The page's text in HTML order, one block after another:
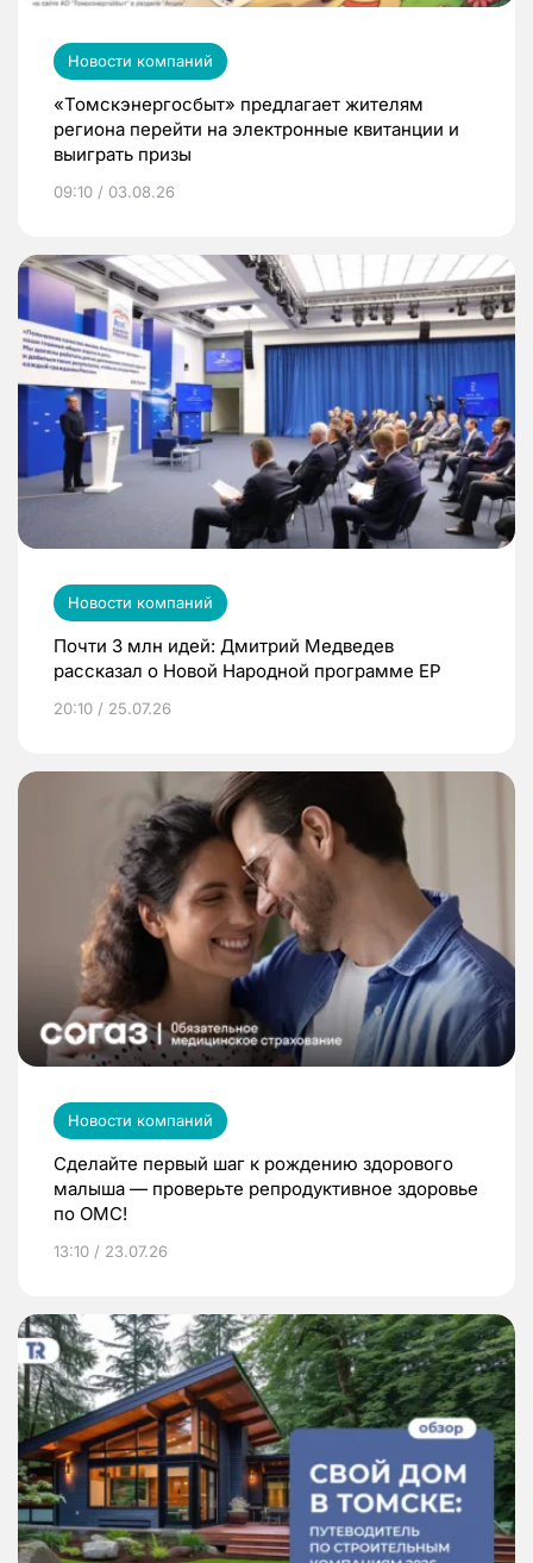
Новости компаний
«Томскэнергосбыт» предлагает жителям
региона перейти на электронные квитанции и
выиграть призы
09:10 / 03.08.26
Новости компаний
Почти 3 млн идей: Дмитрий Медведев
рассказал о Новой Народной программе ЕР
20:10 / 25.07.26
Новости компаний
Сделайте первый шаг к рождению здорового
малыша — проверьте репродуктивное здоровье
по ОМС!
13:10 / 23.07.26